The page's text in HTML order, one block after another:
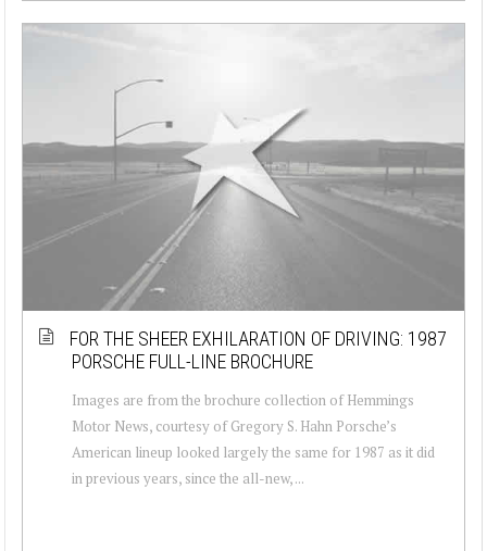
FOR THE SHEER EXHILARATION OF DRIVING: 1987
PORSCHE FULL-LINE BROCHURE
Images are from the brochure collection of Hemmings
Motor News, courtesy of Gregory S. Hahn Porsche’s
American lineup looked largely the same for 1987 as it did
in previous years, since the all-new, ...